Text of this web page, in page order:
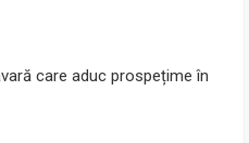
care aduc prospețime în